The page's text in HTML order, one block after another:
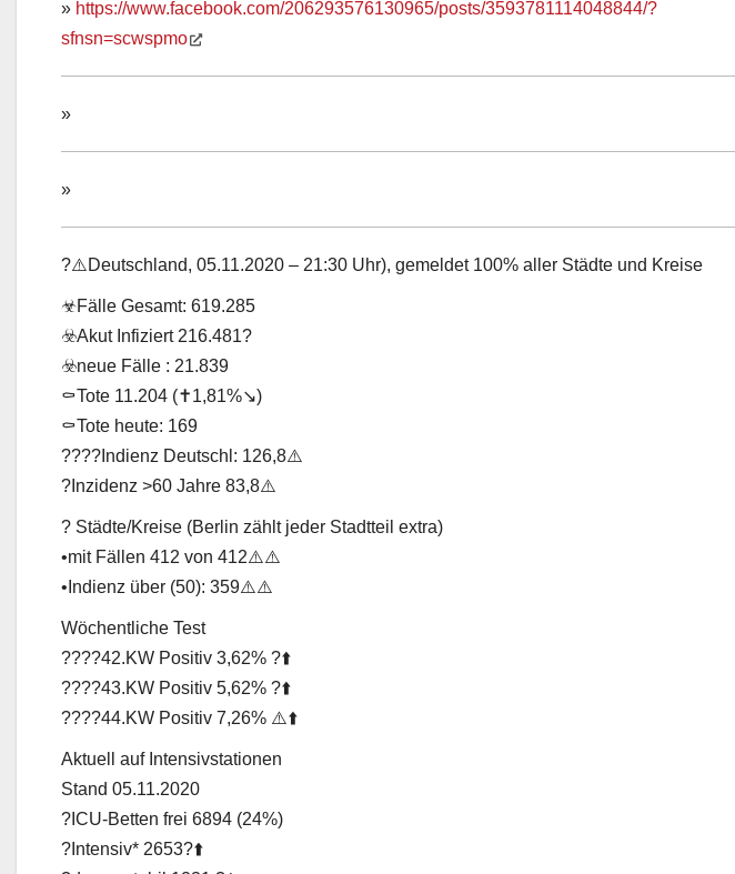
» https://www.facebook.com/206293576130965/posts/3593781114048844/?
sfnsn=scwspmo
»
»
?⚠️Deutschland, 05.11.2020 – 21:30 Uhr), gemeldet 100% aller Städte und Kreise
☣Fälle Gesamt: 619.285
☣️Akut Infiziert 216.481?
☣️neue Fälle : 21.839
⚰Tote 11.204 (✝️1,81%↘️)
⚰Tote heute: 169
?‍?‍?‍?Indienz Deutschl: 126,8⚠️
?Inzidenz >60 Jahre 83,8⚠️
? Städte/Kreise (Berlin zählt jeder Stadtteil extra)
•mit Fällen 412 von 412⚠️⚠️
•Indienz über (50): 359⚠️⚠️
Wöchentliche Test
?‍?‍?‍?42.KW Positiv 3,62% ?⬆️
?‍?‍?‍?43.KW Positiv 5,62% ?⬆️
?‍?‍?‍?44.KW Positiv 7,26% ⚠️⬆️
Aktuell auf Intensivstationen
Stand 05.11.2020
?ICU-Betten frei 6894 (24%)
?Intensiv* 2653?⬆️